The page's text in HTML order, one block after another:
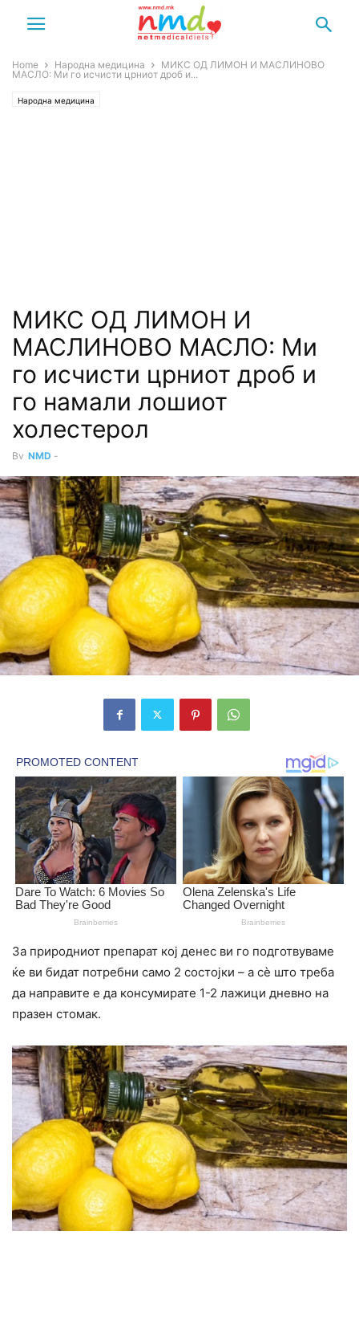
Home Народна медицина
МИКС ОД ЛИМОН И МАСЛИНОВО
МАСЛО: Ми го исчисти црниот дроб и...
Народна медицина
МИКС ОД ЛИМОН И
МАСЛИНОВО МАСЛО: Ми
го исчисти црниот дроб и
го намали лошиот
холестерол
By NMD -
За природниот препарат кој денес ви го подготвуваме
ќе ви бидат потребни само 2 состојки – а сè што треба
да направите е да консумирате 1-2 лажици дневно на
празен стомак.